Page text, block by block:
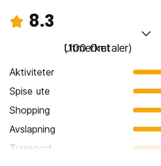
8.3
Utmerket
(100 Omtaler)
Aktiviteter
Spise ute
Shopping
Avslapning
Transport